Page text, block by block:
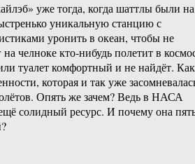
уже тогда, когда шаттлы были на
уникальную станцию с
уронить в океан, чтобы не
челноке кто-нибудь полетит в
туалет комфортный и не найдёт. Как
которая и так уже
Опять же зачем? Ведь в НАСА
солидный ресурс. И почему она